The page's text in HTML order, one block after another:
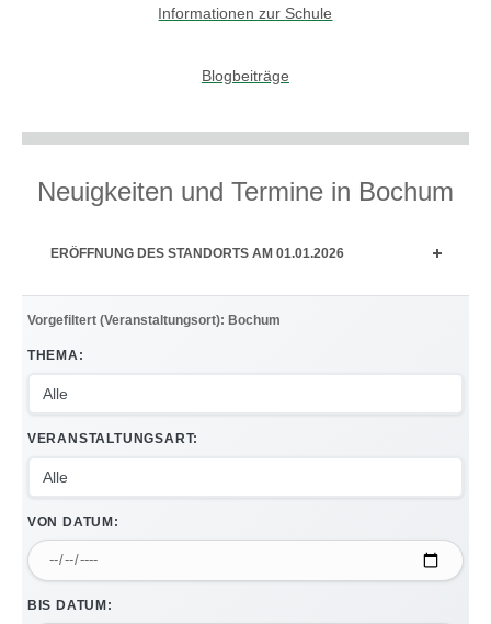
Informationen zur Schule
Blogbeiträge
Neuigkeiten und Termine in Bochum
ERÖFFNUNG DES STANDORTS AM 01.01.2026
Vorgefiltert (Veranstaltungsort): Bochum
THEMA:
VERANSTALTUNGSART:
VON DATUM:
BIS DATUM: